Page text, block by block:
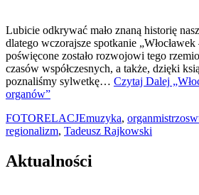
Lubicie odkrywać mało znaną historię
dlatego wczorajsze spotkanie
poświęcone zostało rozwojowi tego
czasów współczesnych, a także, dzięki
poznaliśmy sylwetkę… Czytaj Dalej
organów”
FOTORELACJEmuzyka,
regionalizm, Tadeusz Rajkowski
Aktualności